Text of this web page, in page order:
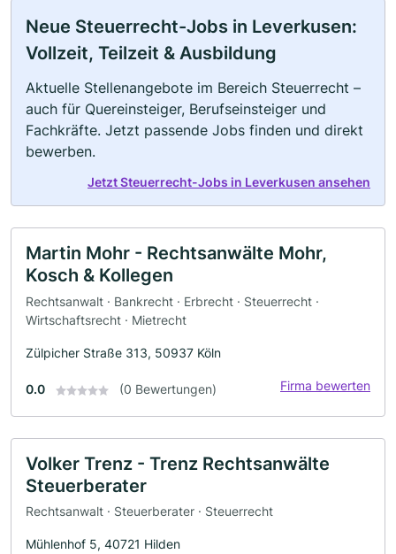
Neue Steuerrecht-Jobs in Leverkusen:
Vollzeit, Teilzeit & Ausbildung
Aktuelle Stellenangebote im Bereich Steuerrecht –
auch für Quereinsteiger, Berufseinsteiger und
Fachkräfte. Jetzt passende Jobs finden und direkt
bewerben.
Jetzt Steuerrecht-Jobs in Leverkusen ansehen
Martin Mohr - Rechtsanwälte Mohr,
Kosch & Kollegen
Rechtsanwalt · Bankrecht · Erbrecht · Steuerrecht ·
Wirtschaftsrecht · Mietrecht
Zülpicher Straße 313, 50937 Köln
0.0 (0 Bewertungen) Firma bewerten
Volker Trenz - Trenz Rechtsanwälte
Steuerberater
Rechtsanwalt · Steuerberater · Steuerrecht
Mühlenhof 5, 40721 Hilden